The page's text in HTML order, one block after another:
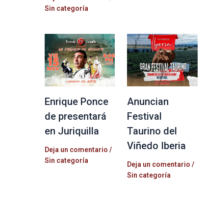
Sin categoría
Enrique Ponce
de presentará
en Juriquilla
Deja un comentario /
Sin categoría
Anuncian
Festival
Taurino del
Viñedo Iberia
Deja un comentario /
Sin categoría